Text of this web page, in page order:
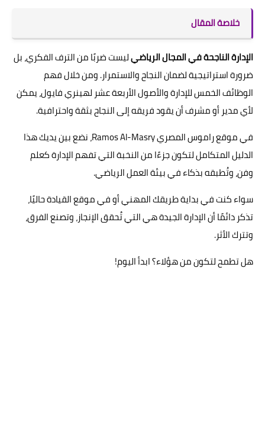
خلاصة المقال
الإدارة الناجحة في المجال الرياضيليست ضربًا من الترف الفكري، بل
ضرورة استراتيجية لضمان النجاح والاستمرار. ومن خلال فهم
الوظائف الخمس للإدارة والأصول الأربعة عشر لهينري فايول، يمكن
لأي مدير أو مشرف أن يقود فريقه إلى النجاح بثقة واحترافية.
في موقع راموس المصري Ramos Al-Masry، نضع بين يديك هذا
الدليل المتكامل لتكون جزءًا من النخبة التي تفهم الإدارة كعلم
وفن، وتُطبقه بذكاء في بيئة العمل الرياضي.
سواء كنت في بداية طريقك المهني أو في موقع القيادة حاليًا،
تذكر دائمًا أن الإدارة الجيدة هي التي تُحقق الإنجاز، وتصنع الفرق،
وتترك الأثر.
هل تطمح لتكون من هؤلاء؟ ابدأ اليوم!